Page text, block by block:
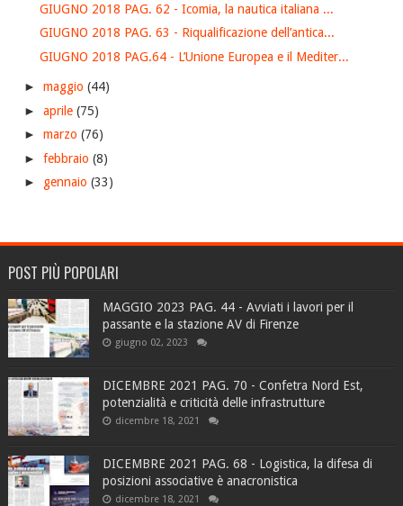
GIUGNO 2018 PAG. 62 - Icomia, la nautica italiana ...
GIUGNO 2018 PAG. 63 - Riqualificazione dell’antica...
GIUGNO 2018 PAG.64 - L’Unione Europea e il Mediter...
► maggio (44)
► aprile (75)
► marzo (76)
► febbraio (8)
► gennaio (33)
POST PIÙ POPOLARI
MAGGIO 2023 PAG. 44 - Avviati i lavori per il
passante e la stazione AV di Firenze
giugno 02, 2023
DICEMBRE 2021 PAG. 70 - Confetra Nord Est,
potenzialità e criticità delle infrastrutture
dicembre 18, 2021
DICEMBRE 2021 PAG. 68 - Logistica, la difesa di
posizioni associative è anacronistica
dicembre 18, 2021